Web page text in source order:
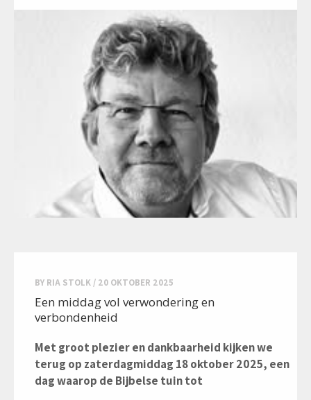
BY RIA STOLK / 20 OKTOBER 2025
Een middag vol verwondering en
verbondenheid
Met groot plezier en dankbaarheid kijken we
terug op zaterdagmiddag 18 oktober 2025, een
dag waarop de Bijbelse tuin tot